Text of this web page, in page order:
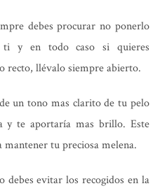
debes procurar no ponerlo
ti y en todo caso si quieres
recto, llévalo siempre abierto.
un tono mas clarito de tu pelo
y te aportaría mas brillo. Este
tu preciosa melena.
debes evitar los recogidos en la